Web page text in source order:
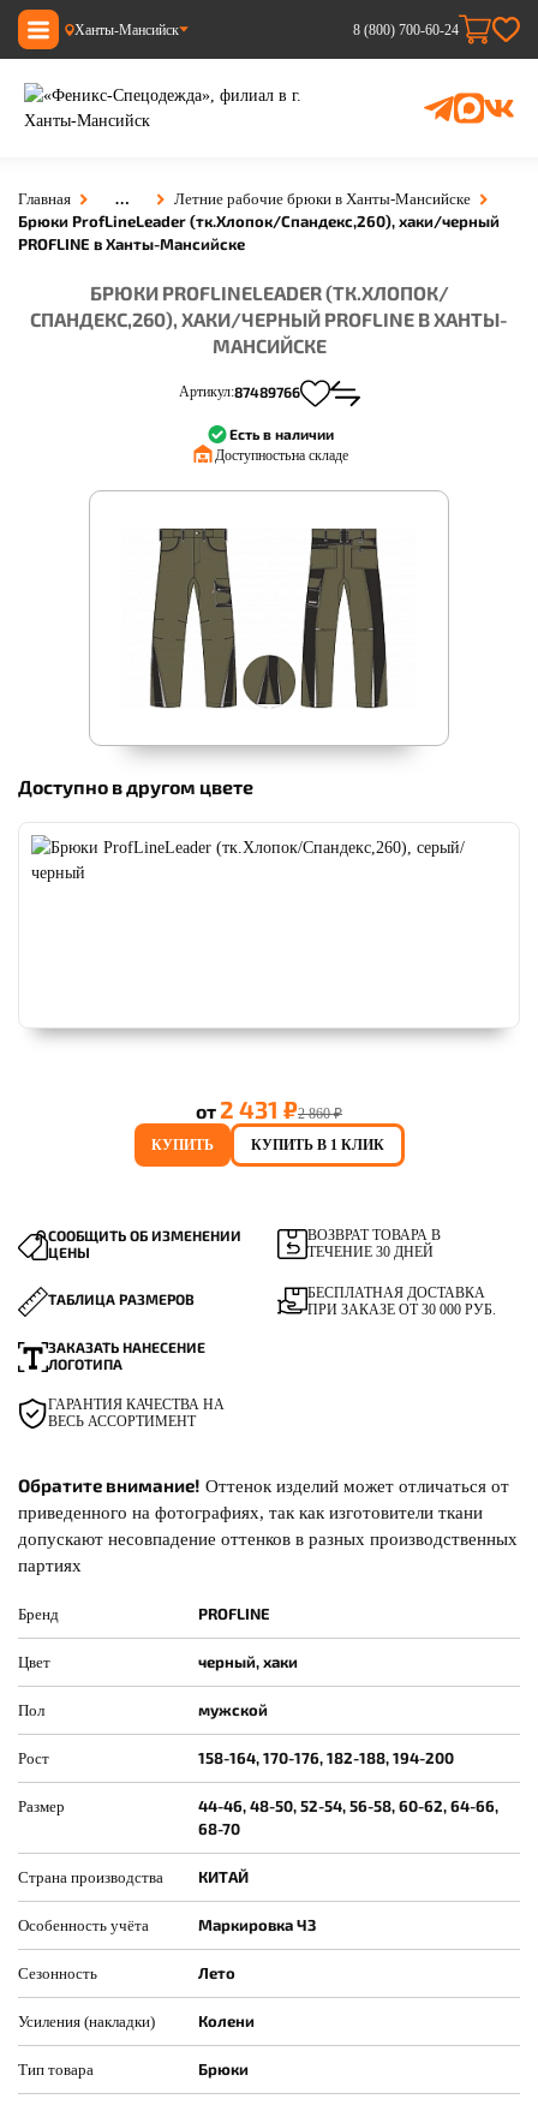
Ханты-Мансийск 8 (800) 700-60-24
Главная … Летние рабочие брюки в Ханты-Мансийске
Брюки ProfLineLeader (тк.Хлопок/Спандекс,260), хаки/черный
PROFLINE в Ханты-Мансийске
БРЮКИ PROFLINELEADER (ТК.ХЛОПОК/
СПАНДЕКС,260), ХАКИ/ЧЕРНЫЙ PROFLINE В ХАНТЫ-
МАНСИЙСКЕ
Артикул:87489766
Есть в наличии
Доступность:на складе
Доступно в другом цвете
от2 431 ₽2 860 ₽
КУПИТЬ
КУПИТЬ В 1 КЛИК
СООБЩИТЬ ОБ ИЗМЕНЕНИИ
ЦЕНЫ
ВОЗВРАТ ТОВАРА В
ТЕЧЕНИЕ 30 ДНЕЙ
ТАБЛИЦА РАЗМЕРОВ
ЗАКАЗАТЬ НАНЕСЕНИЕ
ЛОГОТИПА
ГАРАНТИЯ КАЧЕСТВА НА
ВЕСЬ АССОРТИМЕНТ
БЕСПЛАТНАЯ ДОСТАВКА
ПРИ ЗАКАЗЕ ОТ 30 000 РУБ.
Обратите внимание! Оттенок изделий может отличаться от
приведенного на фотографиях, так как изготовители ткани
допускают несовпадение оттенков в разных производственных
партиях
Бренд PROFLINE
Цвет черный, хаки
Пол мужской
Рост 158-164, 170-176, 182-188, 194-200
Размер
44-46, 48-50, 52-54, 56-58, 60-62, 64-66,
68-70
Страна производства КИТАЙ
Особенность учёта Маркировка ЧЗ
Сезонность Лето
Усиления (накладки) Колени
Тип товара Брюки